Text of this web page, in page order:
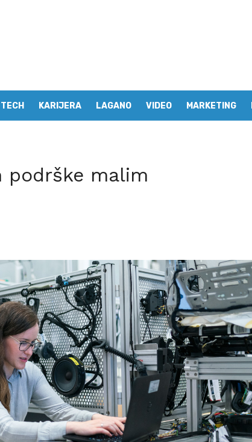
TECH KARIJERA LAGANO VIDEO MARKETING
podrške malim